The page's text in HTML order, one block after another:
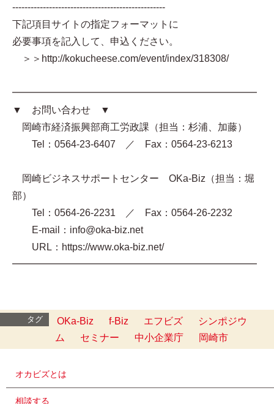
--------------------------------------------------
下記項目サイトの指定フォーマットに
必要事項を記入して、申込ください。
＞＞http://kokucheese.com/event/index/318308/
━━━━━━━━━━━━━━━━━━━━━━━━━
▼ お問い合わせ ▼
岡崎市経済振興部商工労政課（担当：杉浦、加藤）
Tel：0564-23-6407 ／ Fax：0564-23-6213
岡崎ビジネスサポートセンター OKa-Biz（担当：堀
部）
Tel：0564-26-2231 ／ Fax：0564-26-2232
E-mail：info@oka-biz.net
URL：https://www.oka-biz.net/
━━━━━━━━━━━━━━━━━━━━━━━━━
タグ OKa-Biz f-Biz エフビズ
シンポジウ
ム
セミナー 中小企業庁 岡崎市
オカビズとは
相談する